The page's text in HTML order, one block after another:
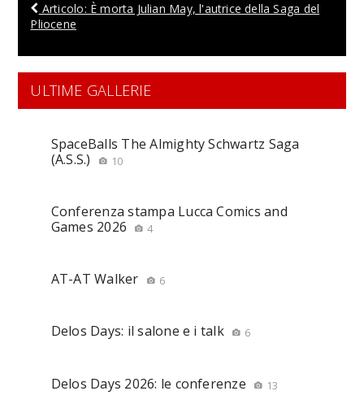
Articolo: È morta Julian May, l'autrice della Saga del
Pliocene
ULTIME GALLERIE
SpaceBalls The Almighty Schwartz Saga
(A.S.S.)
10
Conferenza stampa Lucca Comics and
Games 2026
4
AT-AT Walker 6
Delos Days: il salone e i talk 6
Delos Days 2026: le conferenze 13